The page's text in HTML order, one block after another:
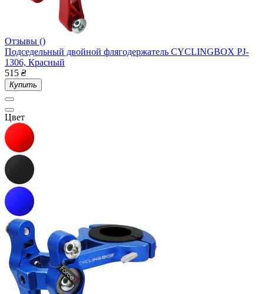
Отзывы ()
Подседельный двойной флягодержатель CYCLINGBOX PJ-
1306, Красный
515 ₴
Купить
Цвет